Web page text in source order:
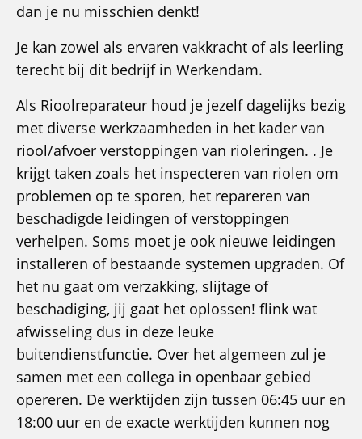
dan je nu misschien denkt!
Je kan zowel als ervaren vakkracht of als leerling
terecht bij dit bedrijf in Werkendam.
Als Rioolreparateur houd je jezelf dagelijks bezig
met diverse werkzaamheden in het kader van
riool/afvoer verstoppingen van rioleringen. . Je
krijgt taken zoals het inspecteren van riolen om
problemen op te sporen, het repareren van
beschadigde leidingen of verstoppingen
verhelpen. Soms moet je ook nieuwe leidingen
installeren of bestaande systemen upgraden. Of
het nu gaat om verzakking, slijtage of
beschadiging, jij gaat het oplossen! flink wat
afwisseling dus in deze leuke
buitendienstfunctie. Over het algemeen zul je
samen met een collega in openbaar gebied
opereren. De werktijden zijn tussen 06:45 uur en
18:00 uur en de exacte werktijden kunnen nog